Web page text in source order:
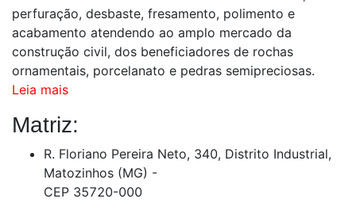
perfuração, desbaste, fresamento, polimento e
acabamento atendendo ao amplo mercado da
construção civil, dos beneficiadores de rochas
ornamentais, porcelanato e pedras semipreciosas.
Leia mais
Matriz:
R. Floriano Pereira Neto, 340, Distrito Industrial,
Matozinhos (MG) -
CEP 35720-000